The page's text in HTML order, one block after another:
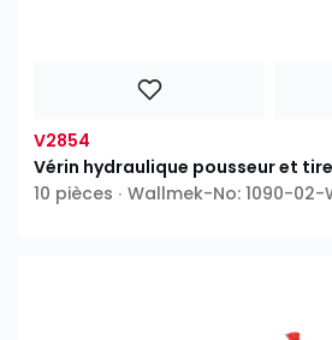
V2854
Vérin hydraulique pousseur et
10 pièces ∙ Wallmek-No: 1090-02-